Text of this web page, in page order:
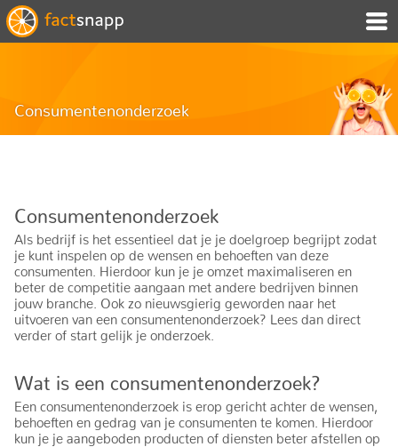
Consumentenonderzoek
Consumentenonderzoek
Als bedrijf is het essentieel dat je je doelgroep begrijpt zodat
je kunt inspelen op de wensen en behoeften van deze
consumenten. Hierdoor kun je je omzet maximaliseren en
beter de competitie aangaan met andere bedrijven binnen
jouw branche. Ook zo nieuwsgierig geworden naar het
uitvoeren van een consumentenonderzoek? Lees dan direct
verder of start gelijk je onderzoek.
Wat is een consumentenonderzoek?
Een consumentenonderzoek is erop gericht achter de wensen,
behoeften en gedrag van je consumenten te komen. Hierdoor
kun je je aangeboden producten of diensten beter afstellen op